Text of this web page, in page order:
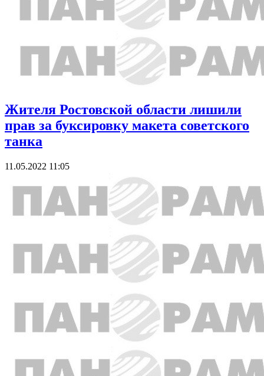
Жителя Ростовской области лишили
прав за буксировку макета советского
танка
11.05.2022 11:05